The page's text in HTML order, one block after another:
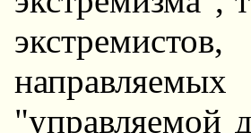
"управляемой